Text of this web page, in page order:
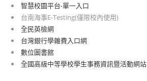
智慧校園平台-單一入口
台南海事E-Testing(僅限校內使用)
全民英檢網
台灣銀行學雜費入口網
數位圖書館
全國高級中等學校學生事務資訊暨活動網站